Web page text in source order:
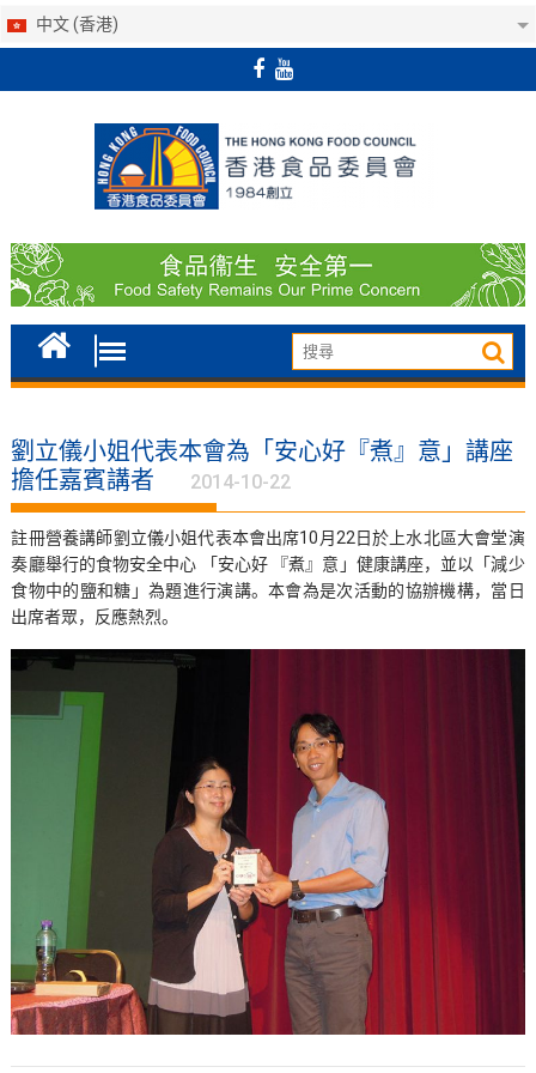
中文 (香港)
劉立儀小姐代表本會為「安心好『煮』意」講座
擔任嘉賓講者
2014-10-22
註冊營養講師劉立儀小姐代表本會出席10月22日於上水北區大會堂演
奏廳舉行的食物安全中心 「安心好 『煮』意」健康講座，並以「減少
食物中的鹽和糖」為題進行演講。本會為是次活動的協辦機構，當日
出席者眾，反應熱烈。